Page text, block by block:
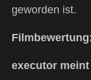
geworden ist.
executor meint